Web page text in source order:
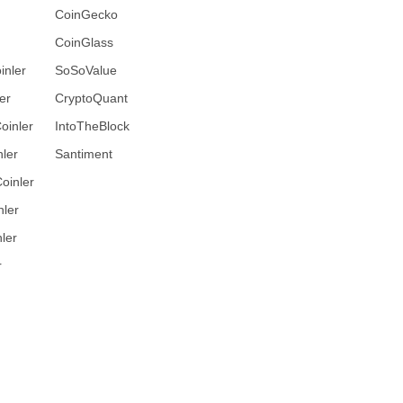
CoinGecko
CoinGlass
SoSoValue
CryptoQuant
IntoTheBlock
Santiment